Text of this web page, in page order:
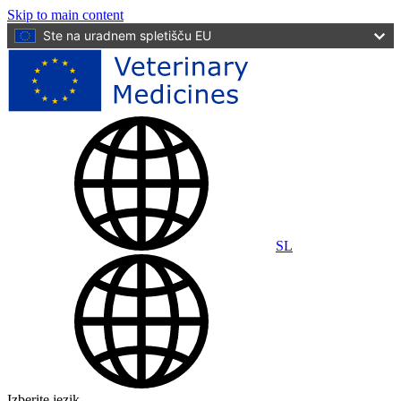
Skip to main content
Ste na uradnem spletišču EU
SL